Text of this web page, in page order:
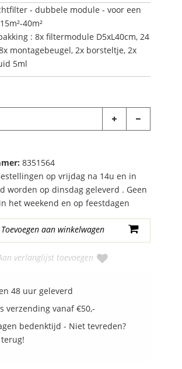
- dubbele module - voor een
40m²
: 8x filtermodule D5xL40cm, 24
montagebeugel, 2x borsteltje, 2x
5ml
8351564
op vrijdag na 14u en in
worden op dinsdag geleverd . Geen
het weekend en op feestdagen
verlanglijst toevoegen
48 uur geleverd
verzending vanaf €50,-
bedenktijd - Niet tevreden?